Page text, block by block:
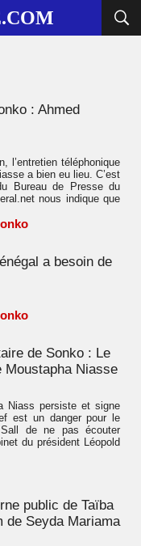
: Ahmed
l’entretien téléphonique
a bien eu lieu. C’est
Bureau de Presse du
nous indique que
a besoin de
de Sonko : Le
Moustapha Niasse
Niass persiste et signe
est un danger pour le
de ne pas écouter
du président Léopold
public de Taïba
de Seyda Mariama